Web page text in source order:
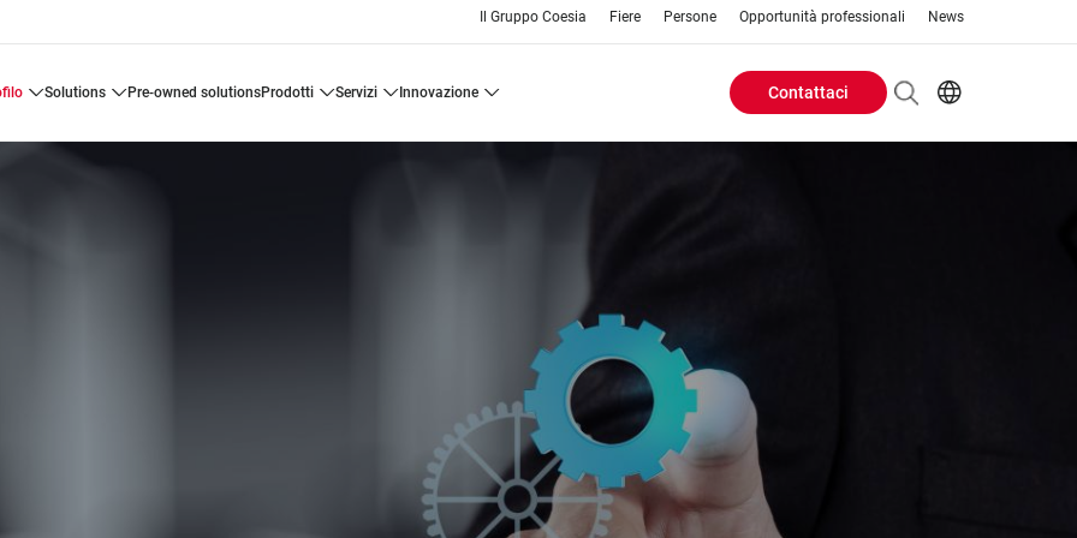
Il Gruppo Coesia Fiere Persone Opportunità professionali News
solutions pre-owned solutions prodotti servizi innovazione
Header
Contattaci